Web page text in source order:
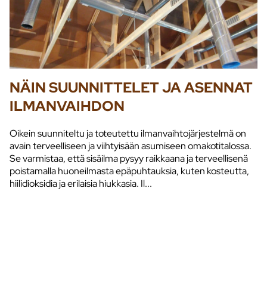
NÄIN SUUNNITTELET JA ASENNAT
ILMANVAIHDON
Oikein suunniteltu ja toteutettu ilmanvaihtojärjestelmä on
avain terveelliseen ja viihtyisään asumiseen omakotitalossa.
Se varmistaa, että sisäilma pysyy raikkaana ja terveellisenä
poistamalla huoneilmasta epäpuhtauksia, kuten kosteutta,
hiilidioksidia ja erilaisia hiukkasia. Il...